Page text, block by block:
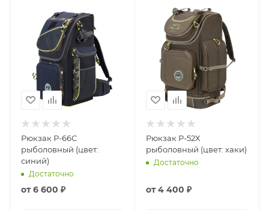
Рюкзак Р-66С
рыболовный (цвет:
синий)
Достаточно
от6 600 ₽
Рюкзак Р-52Х
рыболовный (цвет: хаки)
Достаточно
от4 400 ₽